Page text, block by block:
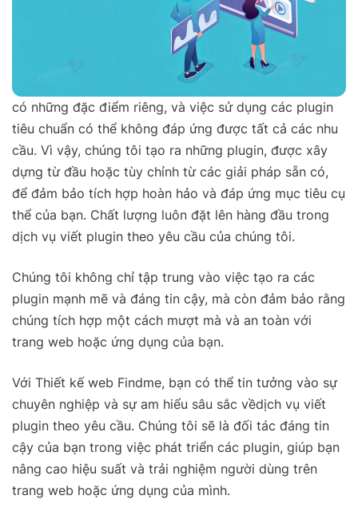
có những đặc điểm riêng, và việc sử dụng các plugin
tiêu chuẩn có thể không đáp ứng được tất cả các nhu
cầu. Vì vậy, chúng tôi tạo ra những plugin, được xây
dựng từ đầu hoặc tùy chỉnh từ các giải pháp sẵn có,
để đảm bảo tích hợp hoàn hảo và đáp ứng mục tiêu cụ
thể của bạn. Chất lượng luôn đặt lên hàng đầu trong
dịch vụ viết plugin theo yêu cầu của chúng tôi.
Chúng tôi không chỉ tập trung vào việc tạo ra các
plugin mạnh mẽ và đáng tin cậy, mà còn đảm bảo rằng
chúng tích hợp một cách mượt mà và an toàn với
trang web hoặc ứng dụng của bạn.
Với Thiết kế web Findme, bạn có thể tin tưởng vào sự
chuyên nghiệp và sự am hiểu sâu sắc vềdịch vụ viết
plugin theo yêu cầu. Chúng tôi sẽ là đối tác đáng tin
cậy của bạn trong việc phát triển các plugin, giúp bạn
nâng cao hiệu suất và trải nghiệm người dùng trên
trang web hoặc ứng dụng của mình.